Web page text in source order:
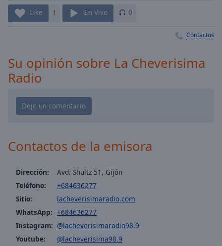
Playback
Chapters
descriptions
Subtitles
subtitles
opens
subtitles
settings
dialog
subtitles
Like 1 En Vivo 0
Contactos
Su opinión sobre La Cheverisima
Radio
Contactos de la emisora
Dirección:
Avd. Shultz 51, Gijón
Teléfono:
+684636277
Sitio:
lacheverisimaradio.com
WhatsApp: +684636277
Instagram: @lacheverisimaradio98.9
Youtube:
@lacheverisima98.9